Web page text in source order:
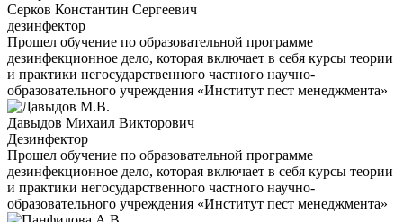
Серков Константин Сергеевич
дезинфектор
Прошел обучение по образовательной программе
дезинфекционное дело, которая включает в себя курсы теории
и практики негосударственного частного научно-
образовательного учреждения «Институт пест менеджмента»
Давыдов Михаил Викторович
Дезинфектор
Прошел обучение по образовательной программе
дезинфекционное дело, которая включает в себя курсы теории
и практики негосударственного частного научно-
образовательного учреждения «Институт пест менеджмента»